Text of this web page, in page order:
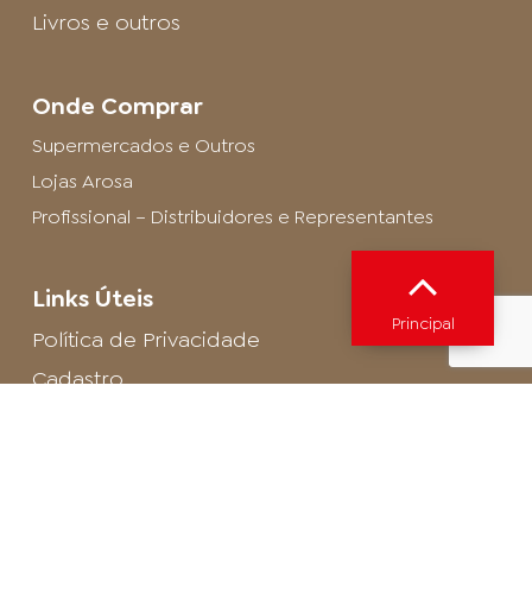
Livros e outros
Onde Comprar
Supermercados e Outros
Lojas Arosa
Profissional – Distribuidores e Representantes
Links Úteis
Política de Privacidade
Cadastro
Principal